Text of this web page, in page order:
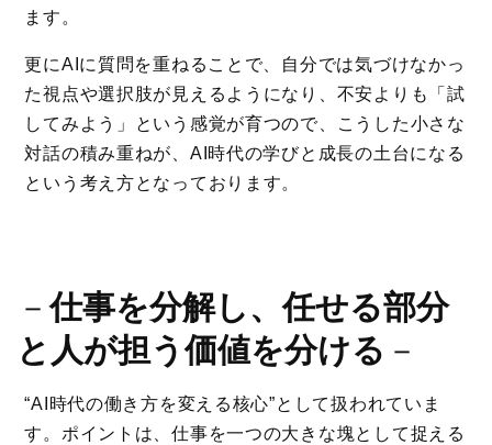
ます。
更にAIに質問を重ねることで、自分では気づけなかっ
た視点や選択肢が見えるようになり、不安よりも「試
してみよう」という感覚が育つので、こうした小さな
対話の積み重ねが、AI時代の学びと成長の土台になる
という考え方となっております。
－仕事を分解し、任せる部分
と人が担う価値を分ける －
“AI時代の働き方を変える核心”として扱われていま
す。ポイントは、仕事を一つの大きな塊として捉える